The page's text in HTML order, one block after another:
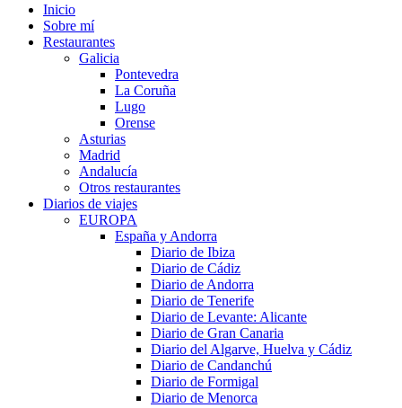
Inicio
Sobre mí
Restaurantes
Galicia
Pontevedra
La Coruña
Lugo
Orense
Asturias
Madrid
Andalucía
Otros restaurantes
Diarios de viajes
EUROPA
España y Andorra
Diario de Ibiza
Diario de Cádiz
Diario de Andorra
Diario de Tenerife
Diario de Levante: Alicante
Diario de Gran Canaria
Diario del Algarve, Huelva y Cádiz
Diario de Candanchú
Diario de Formigal
Diario de Menorca